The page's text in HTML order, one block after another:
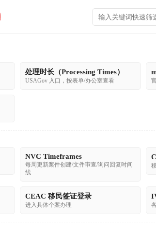
处理时长（Processing Times）
USAGov 入口，按表单/办公室查看
NVC Timeframes
每周更新案件创建/文件审查/询问回复时间
线
CEAC 移民签证登录
进入具体个案办理